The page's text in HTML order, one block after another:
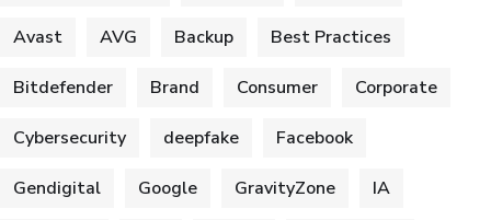
Avast AVG Backup Best Practices
Bitdefender Brand Consumer Corporate
Cybersecurity deepfake Facebook
Gendigital Google GravityZone IA